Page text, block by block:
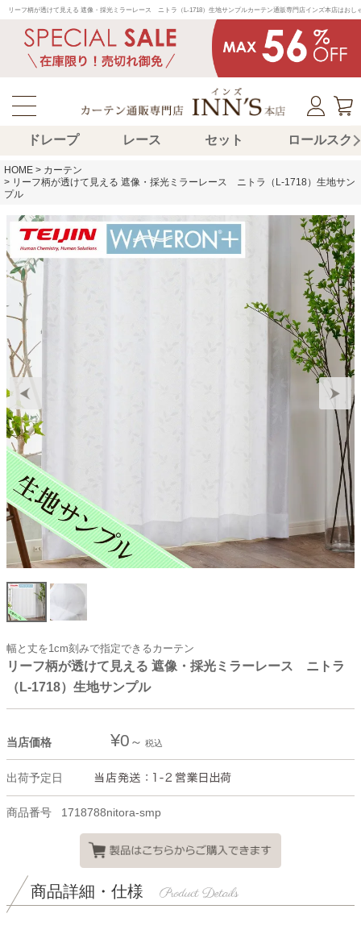
リーフ柄が透けて見える 遮像・採光ミラーレース　ニトラ（L-1718）生地サンプルカーテン通販専門店インズ本店はお
ドレープ レース セット ロールスク
HOME
カーテン
リーフ柄が透けて見える 遮像・採光ミラーレース ニトラ（L-1718）生地サン
プル
幅と丈を1cm刻みで指定できるカーテン
リーフ柄が透けて見える 遮像・採光ミラーレース ニトラ
（L-1718）生地サンプル
当店価格 ¥0 税込
出荷予定日
商品番号 1718788nitora-smp
商品詳細・仕様